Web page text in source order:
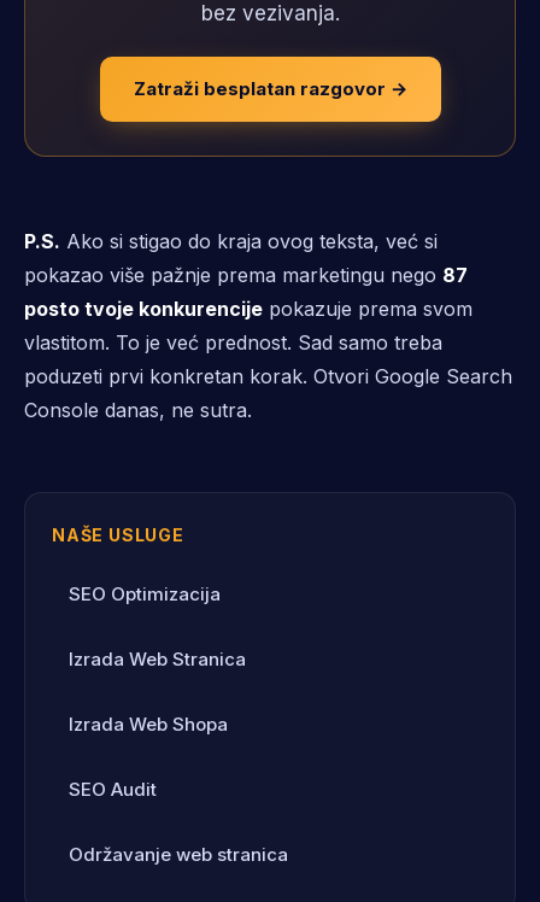
bez vezivanja.
Zatraži besplatan razgovor →
P.S. Ako si stigao do kraja ovog teksta, već si
pokazao više pažnje prema marketingu nego 87
posto tvoje konkurencije pokazuje prema svom
vlastitom. To je već prednost. Sad samo treba
poduzeti prvi konkretan korak. Otvori Google Search
Console danas, ne sutra.
NAŠE USLUGE
SEO Optimizacija
Izrada Web Stranica
Izrada Web Shopa
SEO Audit
Održavanje web stranica